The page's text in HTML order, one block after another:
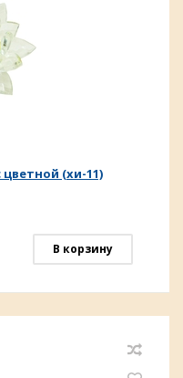
(хи-11)
В корзину